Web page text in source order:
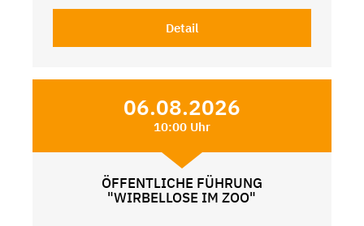
Detail
06.08.2026
10:00 Uhr
ÖFFENTLICHE FÜHRUNG
"WIRBELLOSE IM ZOO"